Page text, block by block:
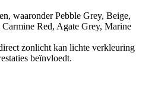
waaronder Pebble Grey, Beige,
Red, Agate Grey, Marine
zonlicht kan lichte verkleuring
beïnvloedt.